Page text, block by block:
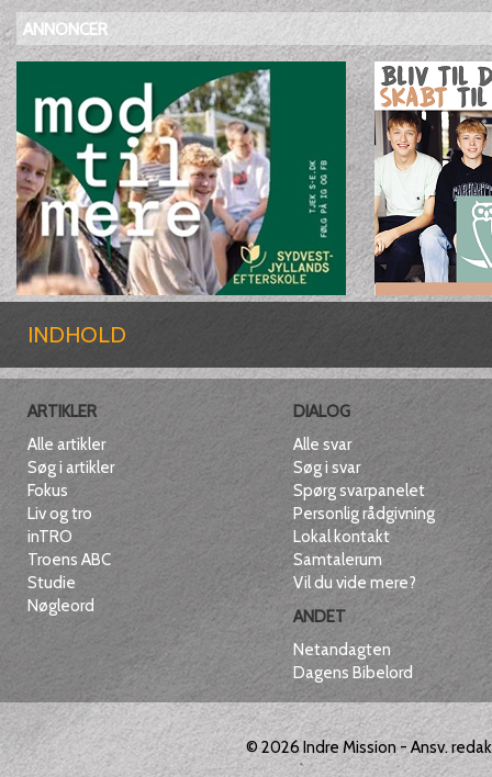
ANNONCER
INDHOLD
ARTIKLER
Alle artikler
Søg i artikler
Fokus
Liv og tro
inTRO
Troens ABC
Studie
Nøgleord
DIALOG
Alle svar
Søg i svar
Spørg svarpanelet
Personlig rådgivning
Lokal kontakt
Samtalerum
Vil du vide mere?
ANDET
Netandagten
Dagens Bibelord
© 2026Indre Mission- Ansv.